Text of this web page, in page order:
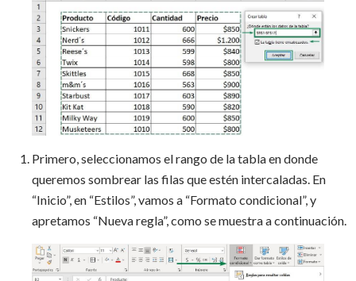
Primero, seleccionamos el rango de la tabla en donde
queremos sombrear las filas que estén intercaladas. En
“Inicio”, en “Estilos”, vamos a “Formato condicional”, y
apretamos “Nueva regla”, como se muestra a continuación.